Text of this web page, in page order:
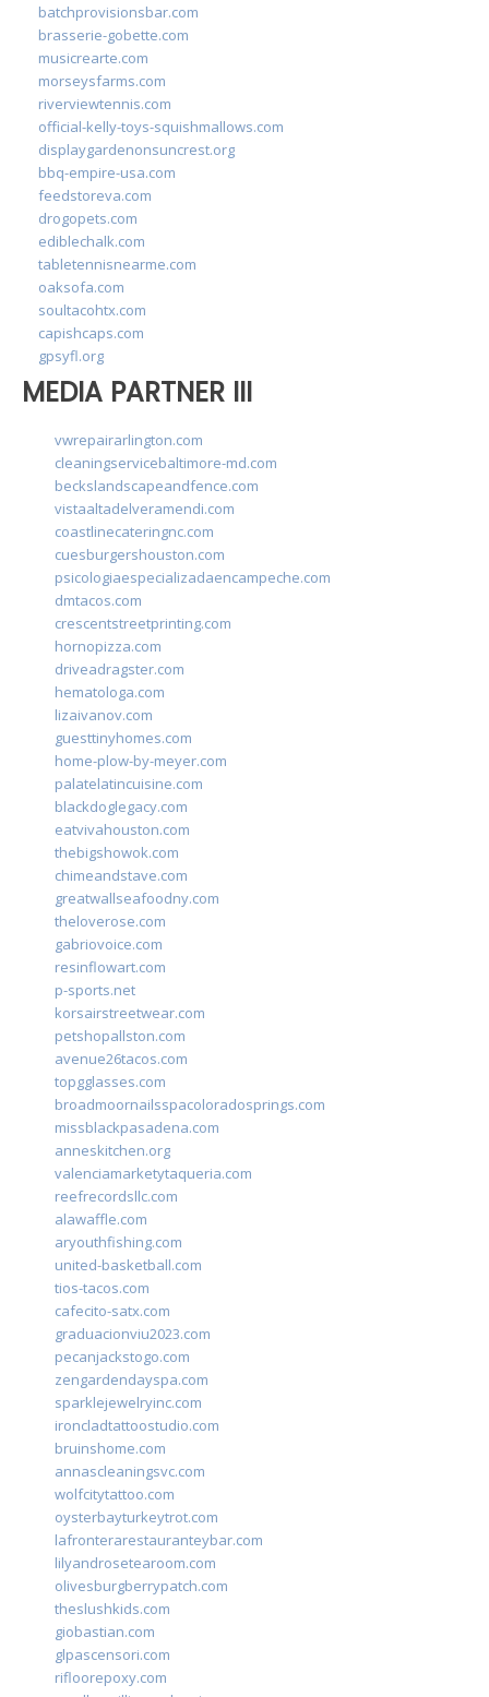
batchprovisionsbar.com
brasserie-gobette.com
musicrearte.com
morseysfarms.com
riverviewtennis.com
official-kelly-toys-squishmallows.com
displaygardenonsuncrest.org
bbq-empire-usa.com
feedstoreva.com
drogopets.com
ediblechalk.com
tabletennisnearme.com
oaksofa.com
soultacohtx.com
capishcaps.com
gpsyfl.org
MEDIA PARTNER III
vwrepairarlington.com
cleaningservicebaltimore-md.com
beckslandscapeandfence.com
vistaaltadelveramendi.com
coastlinecateringnc.com
cuesburgershouston.com
psicologiaespecializadaencampeche.com
dmtacos.com
crescentstreetprinting.com
hornopizza.com
driveadragster.com
hematologa.com
lizaivanov.com
guesttinyhomes.com
home-plow-by-meyer.com
palatelatincuisine.com
blackdoglegacy.com
eatvivahouston.com
thebigshowok.com
chimeandstave.com
greatwallseafoodny.com
theloverose.com
gabriovoice.com
resinflowart.com
p-sports.net
korsairstreetwear.com
petshopallston.com
avenue26tacos.com
topgglasses.com
broadmoornailsspacoloradosprings.com
missblackpasadena.com
anneskitchen.org
valenciamarketytaqueria.com
reefrecordsllc.com
alawaffle.com
aryouthfishing.com
united-basketball.com
tios-tacos.com
cafecito-satx.com
graduacionviu2023.com
pecanjackstogo.com
zengardendayspa.com
sparklejewelryinc.com
ironcladtattoostudio.com
bruinshome.com
annascleaningsvc.com
wolfcitytattoo.com
oysterbayturkeytrot.com
lafronterarestauranteybar.com
lilyandrosetearoom.com
olivesburgberrypatch.com
theslushkids.com
giobastian.com
glpascensori.com
rifloorepoxy.com